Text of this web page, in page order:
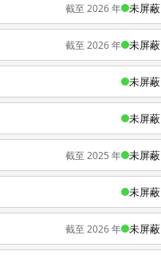
截至 2026 年 未屏蔽
截至 2026 年 未屏蔽
未屏蔽
未屏蔽
截至 2025 年 未屏蔽
未屏蔽
截至 2026 年 未屏蔽